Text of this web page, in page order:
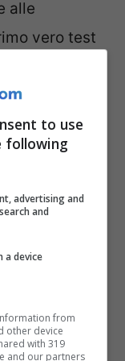
alle
vero test
è quella
anche
ai
i sondaggi
quanto
interna al
per
di
in campo
to use
following
advertising and
and
a device
from
other device
with 319
and our partners